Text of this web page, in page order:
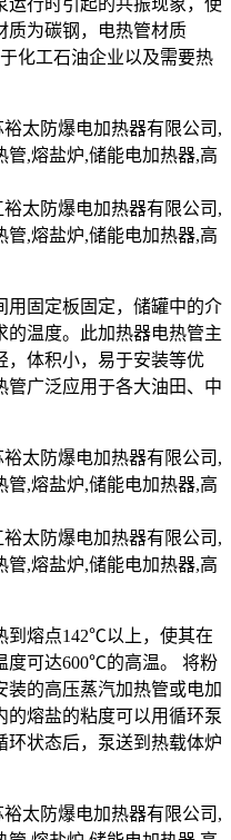
质为碳钢，电热管材质
化工石油企业以及需要热
用固定板固定，储罐中的介
的温度。此加热器电热管主
，体积小，易于安装等优
管广泛应用于各大油田、中
到熔点142℃以上，使其在
度可达600℃的高温。 将粉
的高压蒸汽加热管或电加
熔盐的粘度可以用循环泵
环状态后，泵送到热载体炉